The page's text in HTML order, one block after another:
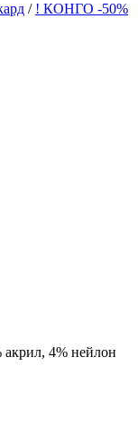
/ ! КОНГО -50%
акрил, 4% нейлон